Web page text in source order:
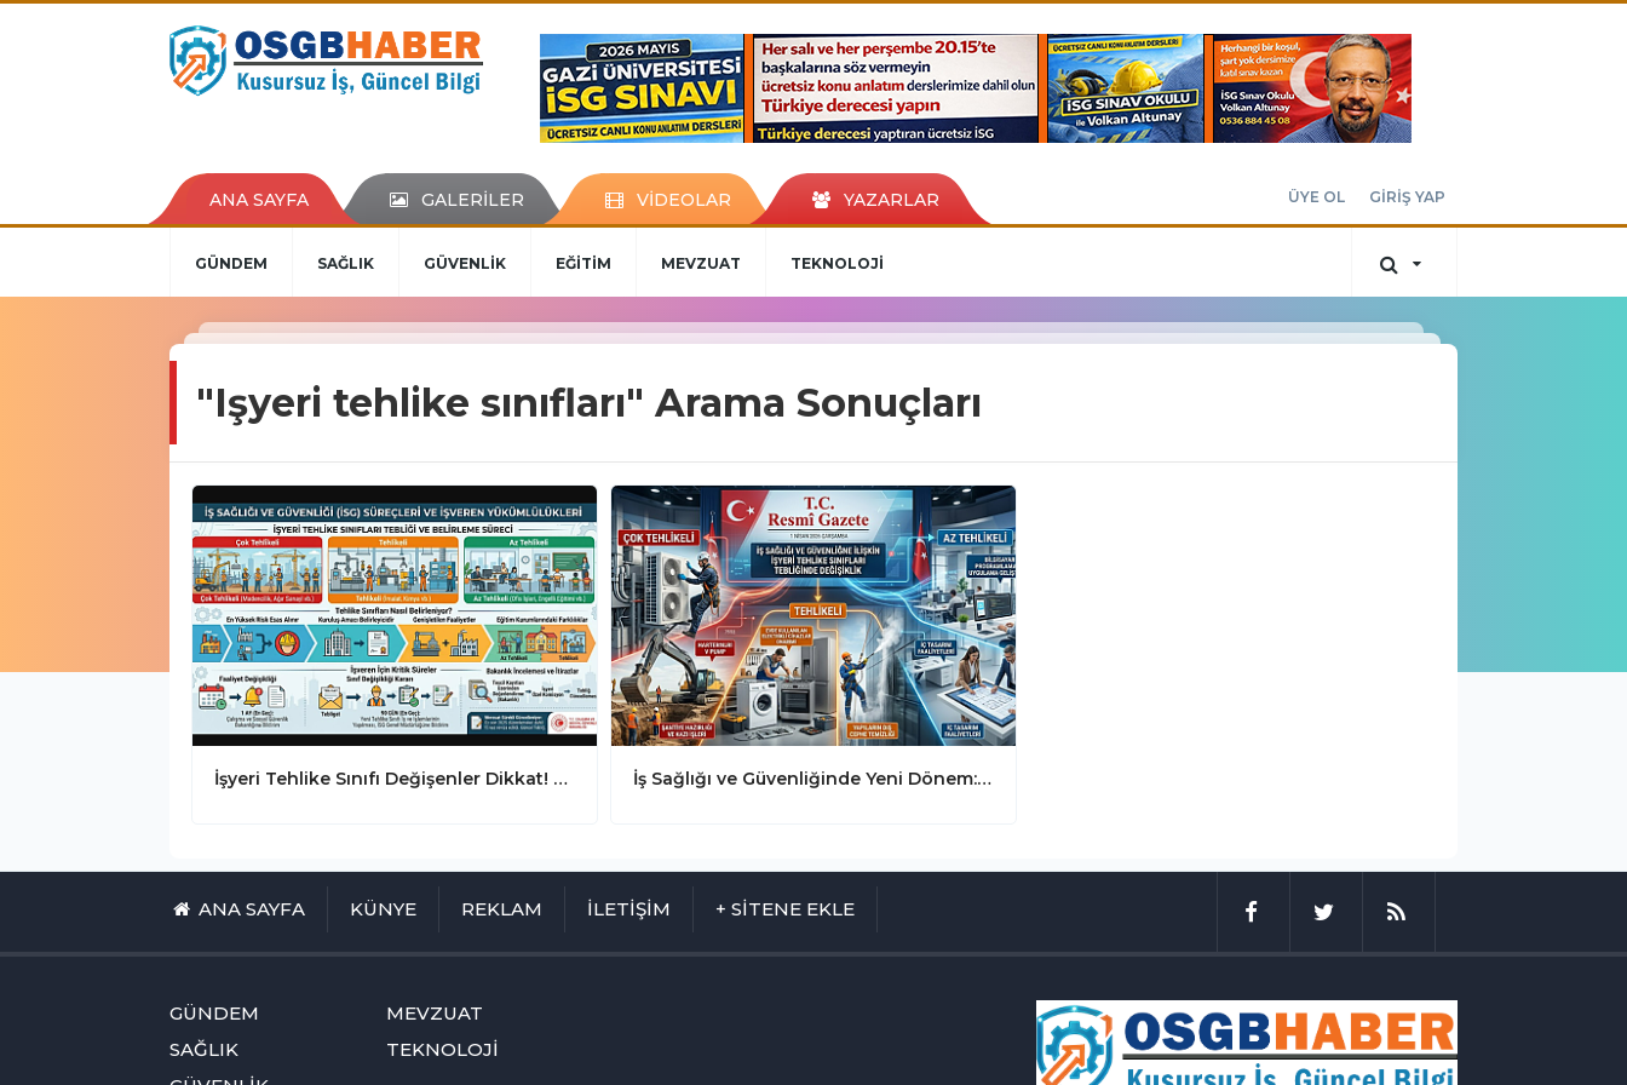
ANA SAYFA GALERİLER VİDEOLAR YAZARLAR ÜYE OL GİRİŞ YAP
GÜNDEM SAĞLIK GÜVENLİK EĞİTİM MEVZUAT TEKNOLOJİ
"Işyeri tehlike sınıfları" Arama Sonuçları
İşyeri Tehlike Sınıfı Değişenler Dikkat! 90 Günlük Süre Detayı ve İSG Tebliği Hakkında Her Şey İş Sağlığı ve Güvenliğinde Yeni Dönem: İşyeri Tehlike Sınıfları Listesi Güncellendi!
ANA SAYFA KÜNYE REKLAM İLETİŞİM + SİTENE EKLE
GÜNDEM
SAĞLIK
MEVZUAT
TEKNOLOJİ